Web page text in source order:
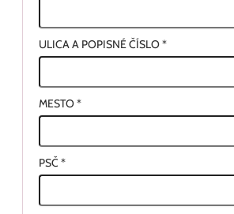
ULICA A POPISNÉ ČÍSLO*
MESTO*
PSČ *